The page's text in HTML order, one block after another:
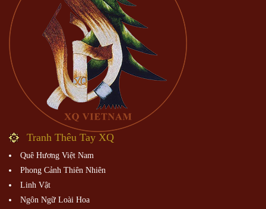
Tranh Thêu Tay XQ
Quê Hương Việt Nam
Phong Cảnh Thiên Nhiên
Linh Vật
Ngôn Ngữ Loài Hoa